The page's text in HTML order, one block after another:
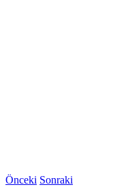
Önceki Sonraki